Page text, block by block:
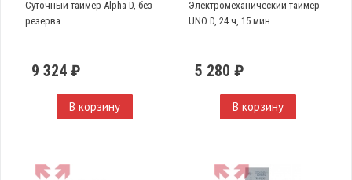
Суточный таймер Alpha D, без
резерва
9 324 ₽
В корзину
Электромеханический таймер
UNO D, 24 ч, 15 мин
5 280 ₽
В корзину